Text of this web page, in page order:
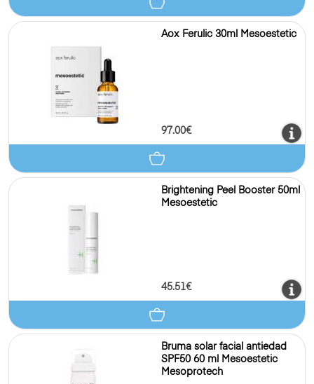
Aox Ferulic 30ml Mesoestetic
97.00€
Brightening Peel Booster 50ml
Mesoestetic
45.51€
Bruma solar facial antiedad
SPF50 60 ml Mesoestetic
Mesoprotech